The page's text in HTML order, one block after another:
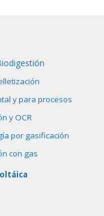
y para procesos
y OCR
por gasificación
con gas